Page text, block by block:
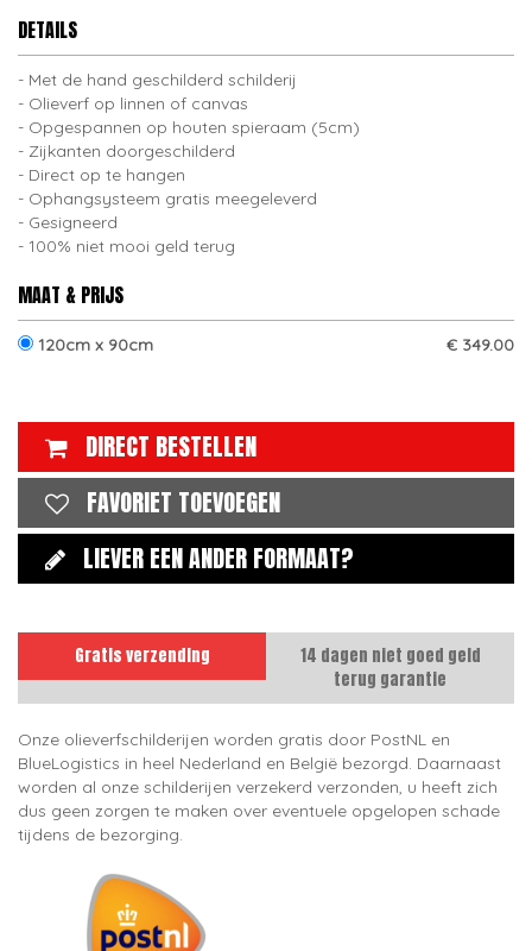
DETAILS
Met de hand geschilderd schilderij
Olieverf op linnen of canvas
Opgespannen op houten spieraam (5cm)
Zijkanten doorgeschilderd
Direct op te hangen
Ophangsysteem gratis meegeleverd
Gesigneerd
100% niet mooi geld terug
MAAT & PRIJS
120cm x 90cm € 349.00
DIRECT BESTELLEN
FAVORIET TOEVOEGEN
LIEVER EEN ANDER FORMAAT?
Gratis verzending
14 dagen niet goed geld
terug garantie
Onze olieverfschilderijen worden gratis door PostNL en
BlueLogistics in heel Nederland en België bezorgd. Daarnaast
worden al onze schilderijen verzekerd verzonden, u heeft zich
dus geen zorgen te maken over eventuele opgelopen schade
tijdens de bezorging.